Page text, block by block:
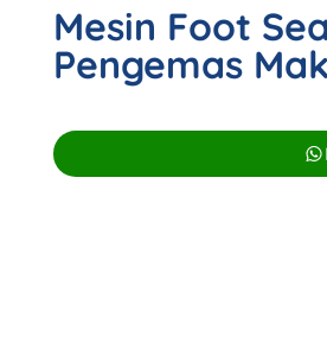
Mesin Foot
Pengemas